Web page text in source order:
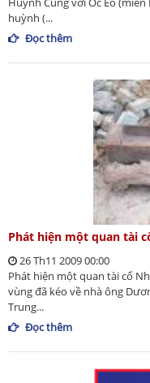
huỳnh (...
Đọc thêm
Phát hiện một quan tài
26 Th11 2009 00:00
Phát hiện một quan tài cổ
vùng đã kéo về nhà ông
Trung...
Đọc thêm